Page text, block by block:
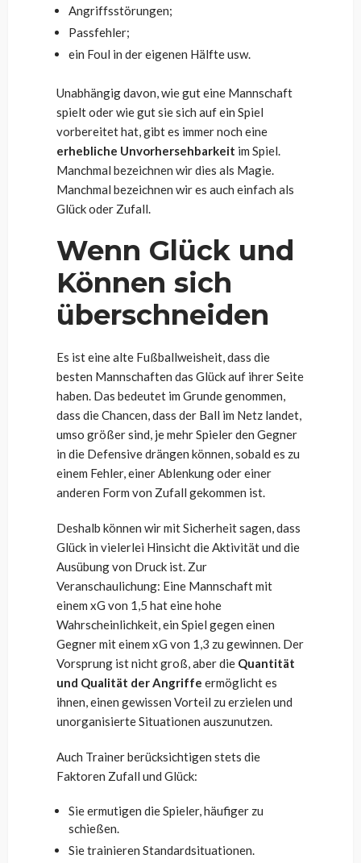
Angriffsstörungen;
Passfehler;
ein Foul in der eigenen Hälfte usw.
Unabhängig davon, wie gut eine Mannschaft
spielt oder wie gut sie sich auf ein Spiel
vorbereitet hat, gibt es immer noch eine
erhebliche Unvorhersehbarkeit im Spiel.
Manchmal bezeichnen wir dies als Magie.
Manchmal bezeichnen wir es auch einfach als
Glück oder Zufall.
Wenn Glück und
Können sich
überschneiden
Es ist eine alte Fußballweisheit, dass die
besten Mannschaften das Glück auf ihrer Seite
haben. Das bedeutet im Grunde genommen,
dass die Chancen, dass der Ball im Netz landet,
umso größer sind, je mehr Spieler den Gegner
in die Defensive drängen können, sobald es zu
einem Fehler, einer Ablenkung oder einer
anderen Form von Zufall gekommen ist.
Deshalb können wir mit Sicherheit sagen, dass
Glück in vielerlei Hinsicht die Aktivität und die
Ausübung von Druck ist. Zur
Veranschaulichung: Eine Mannschaft mit
einem xG von 1,5 hat eine hohe
Wahrscheinlichkeit, ein Spiel gegen einen
Gegner mit einem xG von 1,3 zu gewinnen. Der
Vorsprung ist nicht groß, aber die Quantität
und Qualität der Angriffe ermöglicht es
ihnen, einen gewissen Vorteil zu erzielen und
unorganisierte Situationen auszunutzen.
Auch Trainer berücksichtigen stets die
Faktoren Zufall und Glück:
Sie ermutigen die Spieler, häufiger zu
schießen.
Sie trainieren Standardsituationen.